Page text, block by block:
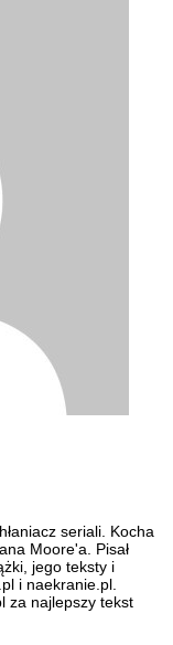
seriali. Kocha
Moore'a. Pisał
jego teksty i
i naekranie.pl.
za najlepszy tekst